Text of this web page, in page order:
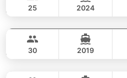
เปิดไวน์
กิจกรรมทางน้ำ: หน้ากากด
Paddle board 2 อัน, เรือ
สระว่ายน้ำลอยน้ำ (ทริปเต็
กลับภายในไม่กี่นาที
ยกเลิก
ของเรา
25 2024
STEALTH - ASIA
30 2019